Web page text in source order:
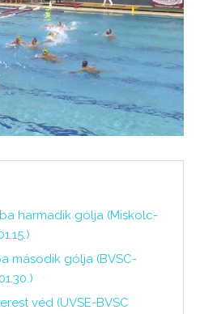
harmadik gólja (Miskolc-
második gólja (BVSC-
véd (UVSE-BVSC